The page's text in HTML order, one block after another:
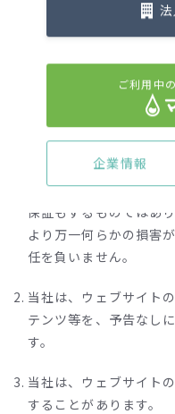
当社は、コンテンツ、
情報等（以下、総称し
内容に関し、その正確
保証もするものではあ
より万一何らかの損害
任を負いません。
当社は、ウェブサイト
テンツ等を、予告なし
す。
当社は、ウェブサイト
することがあります。
ご利用中
企業情報